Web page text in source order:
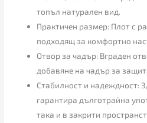
топъл натурален вид.
Практичен размер: Плот с
подходящ за комфортно
Отвор за чадър: Вграден
добавяне на чадър за
Стабилност и надеждност:
гарантира дълготрайна
така и в закрити